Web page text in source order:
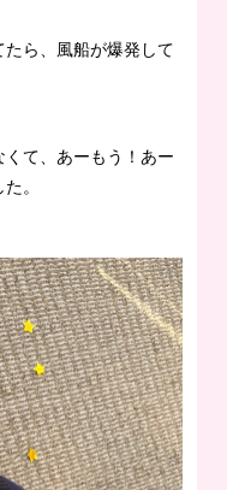
ら、風船が爆発して
て、あーもう！あー
。